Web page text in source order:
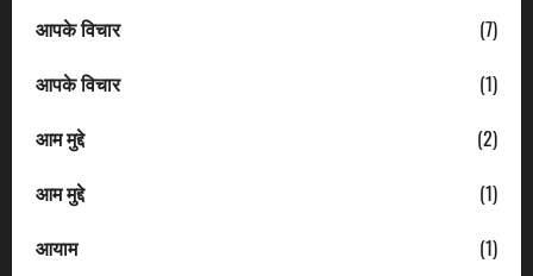
आपके विचार
(7)
आपके विचार
(1)
आम मुद्दे
(2)
आम मुद्दे
(1)
आयाम
(1)